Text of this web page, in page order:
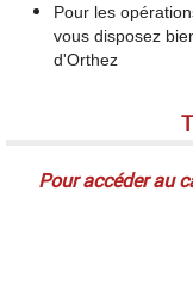
Pour les
vous disposez
d'Orthez
Pour accéder au